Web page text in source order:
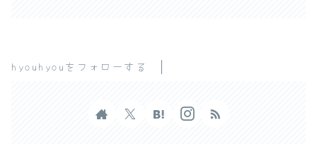
hyouhyouをフォローする